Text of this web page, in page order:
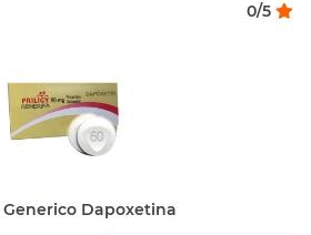
0/5
Dapoxetina